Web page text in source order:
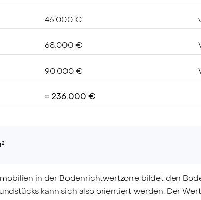
46.000 €
68.000 €
90.000 €
= 236.000 €
in der Bodenrichtwertzone bildet den
kann sich also orientiert werden. Der